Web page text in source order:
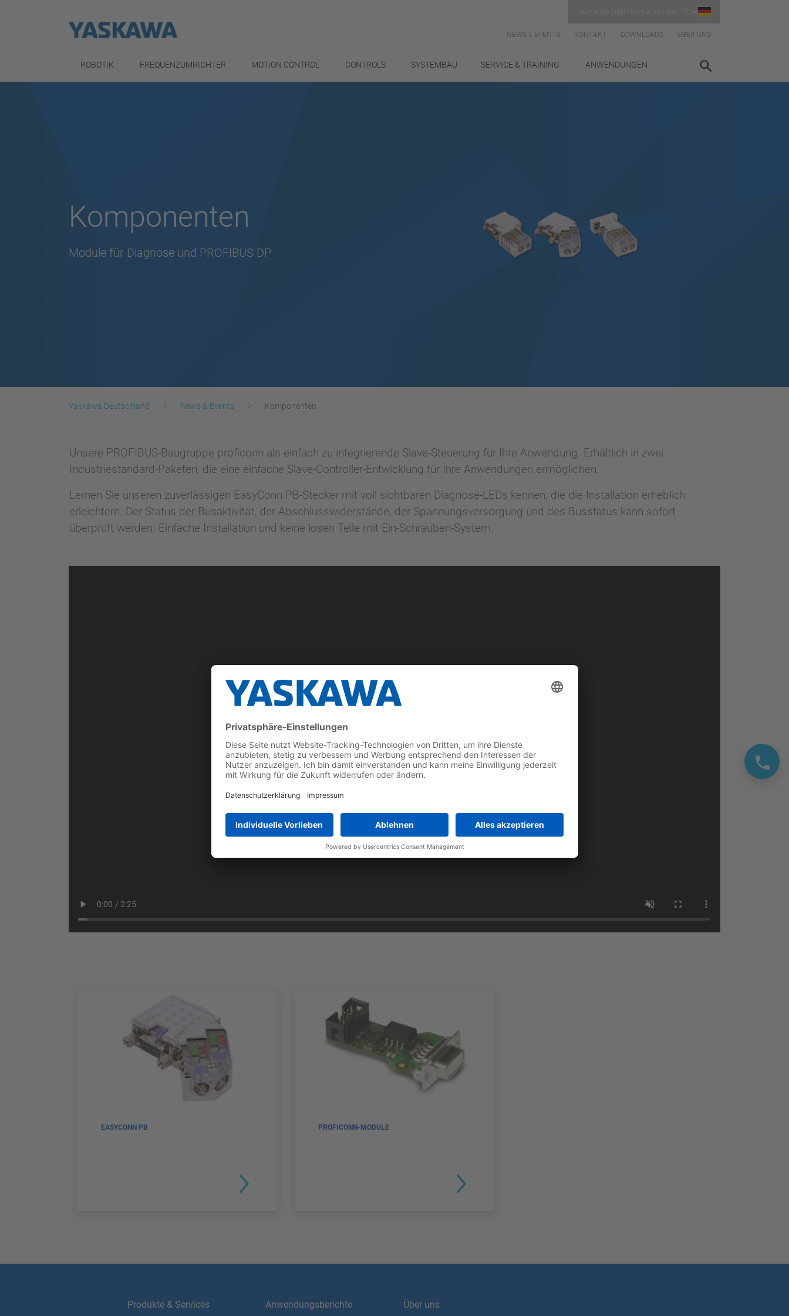
NEWS & EVENTS KONTAKT DOWNLOADS ÜBER UNS
ROBOTIK FREQUENZUMRICHTER MOTION CONTROL CONTROLS SYSTEMBAU SERVICE & TRAINING ANWENDUNGEN
Komponenten
Module für Diagnose und PROFIBUS DP
Yaskawa Deutschland News & Events Komponenten
Unsere PROFIBUS-Baugruppe proficonn als einfach zu integrierende Slave-Steuerung für Ihre Anwendung. Erhältlich in zwei
Industriestandard-Paketen, die eine einfache Slave-Controller-Entwicklung für Ihre Anwendungen ermöglichen.
Lernen Sie unseren zuverlässigen EasyConn PB-Stecker mit voll sichtbaren Diagnose-LEDs kennen, die die Installation erheblich
erleichtern. Der Status der Busaktivität, der Abschlusswiderstände, der Spannungsversorgung und des Busstatus kann sofort
überprüft werden. Einfache Installation und keine losen Teile mit Ein-Schrauben-System.
EASYCONN PB PROFICONN-MODULE
Produkte & Services Anwendungsberichte Über uns